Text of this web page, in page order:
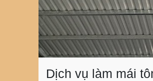
Dịch vụ làm mái